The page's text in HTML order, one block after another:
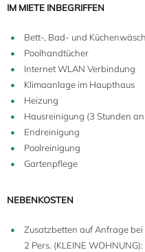
IM MIETE INBEGRIFFEN
Bett-, Bad- und
Poolhandtücher
Internet WLAN Verbindung
Klimaanlage im Haupthaus
Heizung
Hausreinigung (3 Stunden
Endreinigung
Poolreinigung
Gartenpflege
NEBENKOSTEN
Zusatzbetten auf Anfrage
2 Pers. (KLEINE